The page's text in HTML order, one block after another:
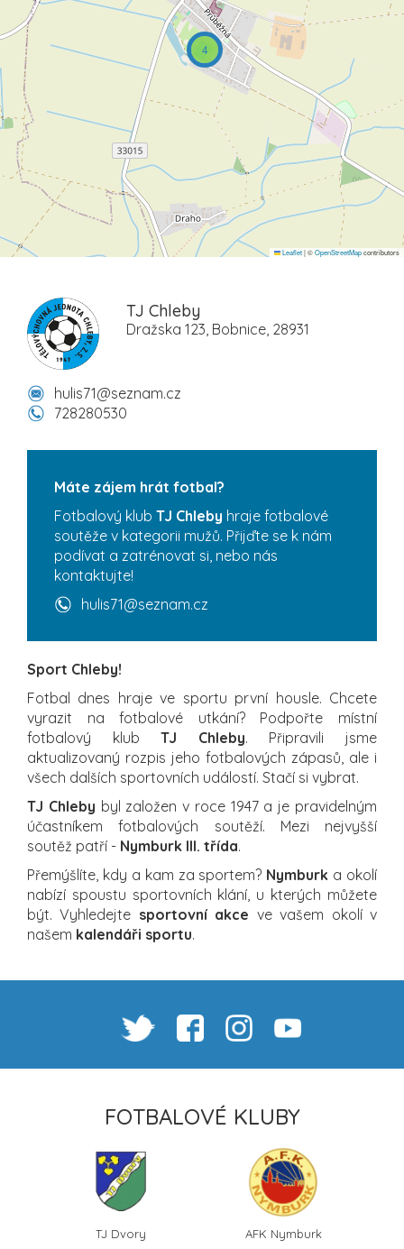
4
Leaflet|©OpenStreetMapcontributors
TJ Chleby
Dražska 123, Bobnice, 28931
hulis71@seznam.cz
728280530
Máte zájem hrát fotbal?
Fotbalový klub TJ Chleby hraje fotbalové
soutěže v kategorii mužů. Přijďte se k nám
podívat a zatrénovat si, nebo nás
kontaktujte!
hulis71@seznam.cz
Sport Chleby!
Fotbal dnes hraje ve sportu první housle. Chcete
vyrazit na fotbalové utkání? Podpořte místní
fotbalový klubTJ Chleby. Připravili jsme
aktualizovaný rozpis jeho fotbalových zápasů, ale i
všech dalších sportovních událostí. Stačí si vybrat.
TJ Chleby byl založen v roce 1947 a je pravidelným
účastníkem fotbalových soutěží. Mezi nejvyšší
soutěž patří - Nymburk III. třída.
Přemýšlíte, kdy a kam za sportem? Nymburk a okolí
nabízí spoustu sportovních klání, u kterých můžete
být. Vyhledejte sportovní akce ve vašem okolí v
našem kalendáři sportu.
FOTBALOVÉ KLUBY
TJ Dvory AFK Nymburk